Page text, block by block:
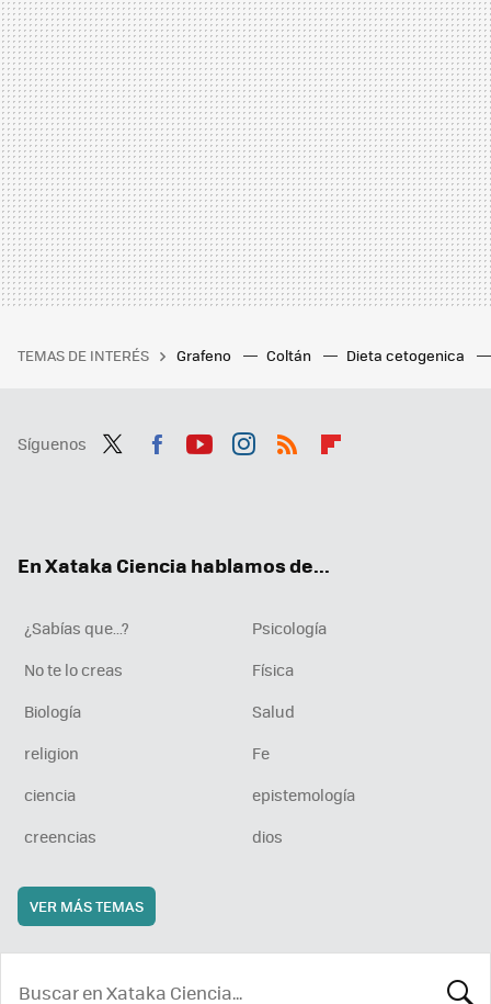
TEMAS DE INTERÉS Grafeno Coltán Dieta cetogenica
Síguenos
En Xataka Ciencia hablamos de...
¿Sabías que...?
Psicología
No te lo creas
Física
Biología
Salud
religion
Fe
ciencia
epistemología
creencias
dios
VER MÁS TEMAS